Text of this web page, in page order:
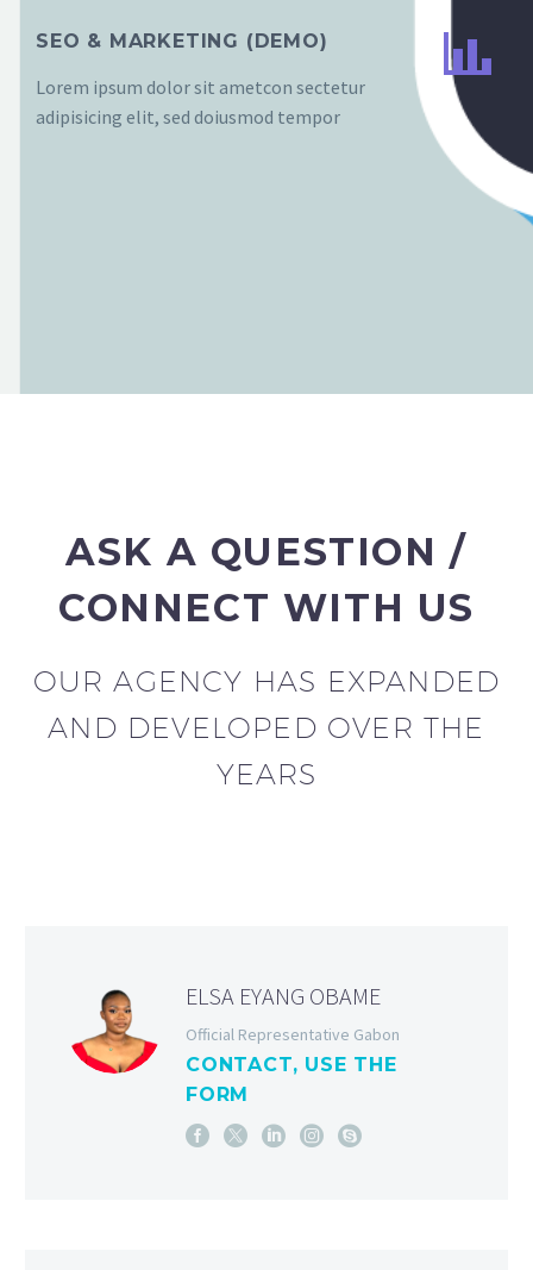
SEO & MARKETING (DEMO)
Lorem ipsum dolor sit ametcon sectetur
adipisicing elit, sed doiusmod tempor


ASK A QUESTION /
CONNECT WITH US
OUR AGENCY HAS EXPANDED
AND DEVELOPED OVER THE
YEARS
ELSA EYANG OBAME
Official Representative Gabon
CONTACT, USE THE
FORM